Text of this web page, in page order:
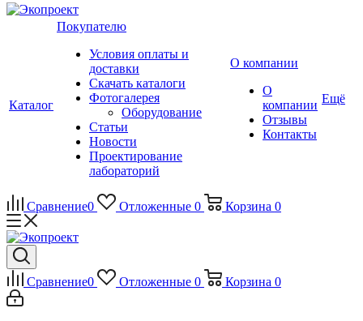
Каталог
Покупателю
Условия оплаты и
доставки
Скачать каталоги
Фотогалерея
Оборудование
Статьи
Новости
Проектирование
лабораторий
О компании
О
компании
Отзывы
Контакты
Ещё
Сравнение0 Отложенные 0 Корзина 0
Сравнение0 Отложенные 0 Корзина 0